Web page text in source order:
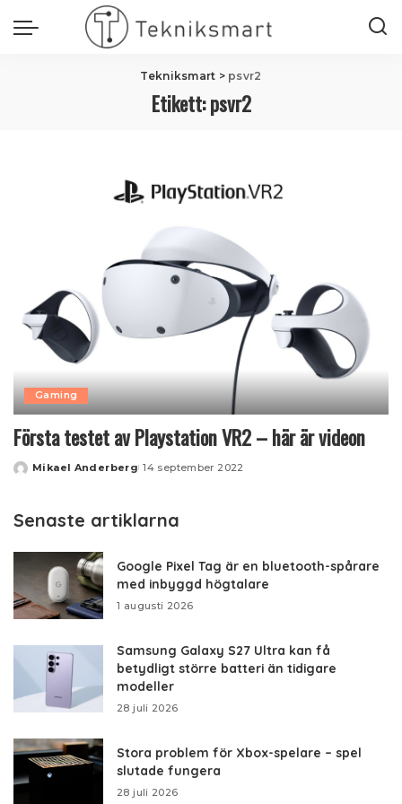
Tekniksmart > psvr2
Etikett:psvr2
Gaming
Första testet av Playstation VR2 – här är videon
Posted
Mikael Anderberg 14 september 2022
Senaste artiklarna
Google Pixel Tag är en bluetooth-spårare
med inbyggd högtalare
1 augusti 2026
Samsung Galaxy S27 Ultra kan få
betydligt större batteri än tidigare
modeller
28 juli 2026
Stora problem för Xbox-spelare – spel
slutade fungera
28 juli 2026